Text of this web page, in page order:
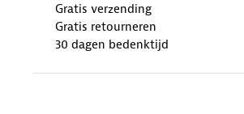
Gratis verzending
Gratis retourneren
30 dagen bedenktijd